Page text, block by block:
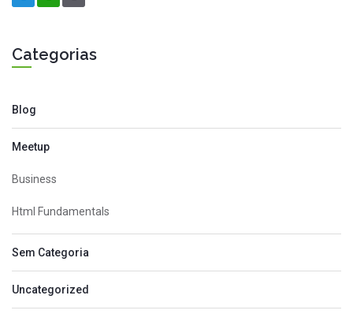
Categorias
Blog
Meetup
Business
Html Fundamentals
Sem Categoria
Uncategorized